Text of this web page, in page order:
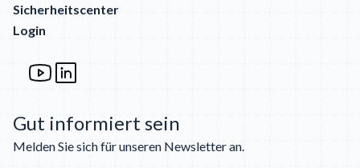
Sicherheitscenter
Login
Gut informiert sein
Melden Sie sich für unseren Newsletter an.